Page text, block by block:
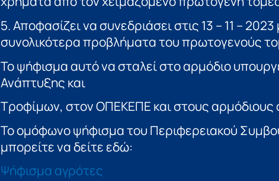
5. Αποφασίζει να συνεδριάσει στις 13 – 11 –
συνολικότερα προβλήματα του πρωτογενούς
Το ψήφισμα αυτό να σταλεί στο αρμόδιο
Ανάπτυξης και
Τροφίμων, στον ΟΠΕΚΕΠΕ και στους αρμόδιους
Το ομόφωνο ψήφισμα του Περιφερειακού
μπορείτε να δείτε εδώ:
Ψήφισμα αγρότες